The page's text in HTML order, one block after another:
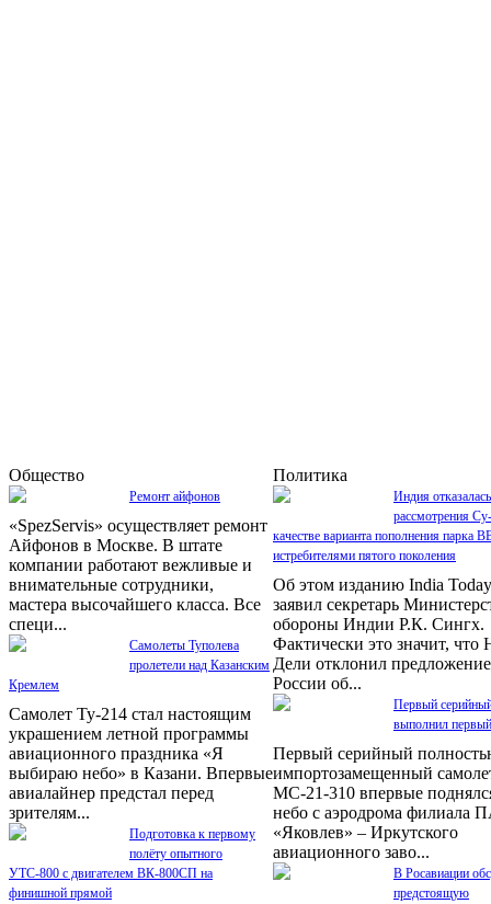
Общество
Ремонт айфонов
«SpezServis» осуществляет ремонт
Айфонов в Москве. В штате
компании работают вежливые и
внимательные сотрудники,
мастера высочайшего класса. Все
специ...
Самолеты Туполева
пролетели над Казанским
Кремлем
Самолет Ту-214 стал настоящим
украшением летной программы
авиационного праздника «Я
выбираю небо» в Казани. Впервые
авиалайнер предстал перед
зрителям...
Подготовка к первому
полёту опытного
УТС-800 с двигателем ВК-800СП на
финишной прямой
Политика
Индия
рассмотрения
качестве варианта пополнения парка
истребителями пятого поколения
Об этом изданию India Today
заявил секретарь
обороны Индии Р.К. Сингх.
Фактически это значит, что
Дели отклонил предложение
России об...
Первый
выполнил
Первый серийный
импортозамещенный
МС-21-310 впервые
небо с аэродрома филиала
«Яковлев» – Иркутского
авиационного заво...
В Росавиации
предстоящую